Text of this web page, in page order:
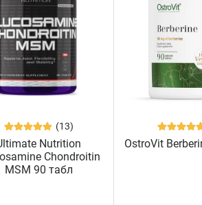
(13)
Nutrition
Chondroitin
MSM 90 табл
OstroVit